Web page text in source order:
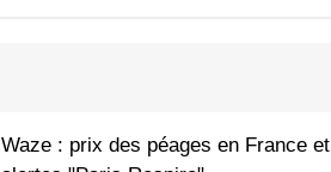
Waze : prix des péages en France et